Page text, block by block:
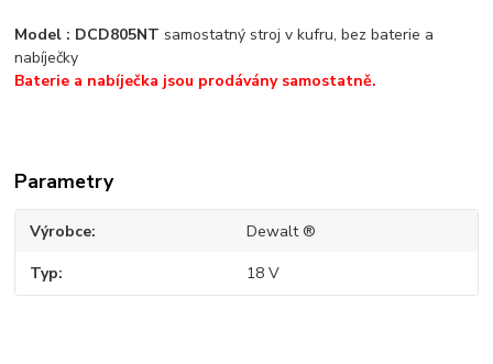
Model : DCD805NT samostatný stroj v kufru, bez baterie a
nabíječky
Baterie a nabíječka jsou prodávány samostatně.
Parametry
Výrobce Dewalt ®
Typ 18 V